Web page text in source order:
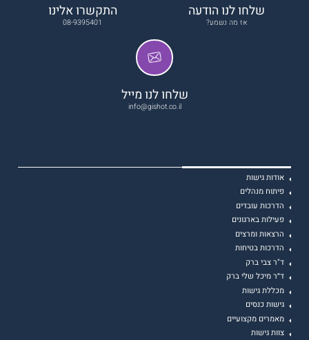
שלחו לנו הודעה
אז מה נשמע?
התקשרו אלינו
08-9395401
שלחו לנו מייל
info@gishot.co.il
אודות גישות
פיתוח מנהלים
הדרכות עובדים
פעילות בארגונים
הרצאות ומרצים
הדרכות בטיחות
ד"ר צבי ברק
ד״ר מיכל שלי ברק
מכללת גישות
גישות כנסים
מאמרים מקצועיים
צוות גישות